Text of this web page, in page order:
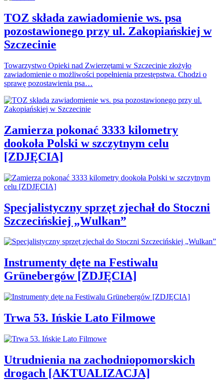
TOZ składa zawiadomienie ws. psa
pozostawionego przy ul. Zakopiańskiej w
Szczecinie
Towarzystwo Opieki nad Zwierzętami w Szczecinie złożyło
zawiadomienie o możliwości popełnienia przestępstwa. Chodzi o
sprawę pozostawienia psa…
Zamierza pokonać 3333 kilometry
dookoła Polski w szczytnym celu
[ZDJĘCIA]
Specjalistyczny sprzęt zjechał do Stoczni
Szczecińskiej „Wulkan”
Instrumenty dęte na Festiwalu
Grünebergów [ZDJĘCIA]
Trwa 53. Ińskie Lato Filmowe
Utrudnienia na zachodniopomorskich
drogach [AKTUALIZACJA]